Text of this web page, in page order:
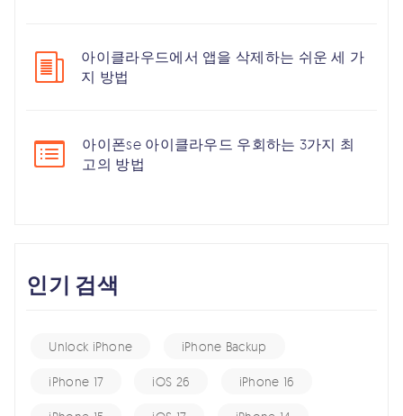
아이클라우드에서 앱을 삭제하는 쉬운 세 가
지 방법
아이폰se 아이클라우드 우회하는 3가지 최
고의 방법
인기 검색
Unlock iPhone iPhone Backup
iPhone 17 iOS 26 iPhone 16